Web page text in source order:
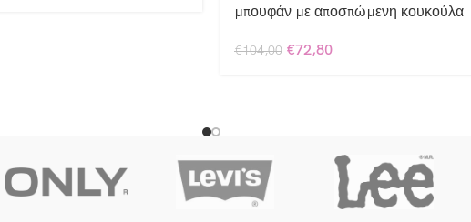
μπουφάν με αποσπώμενη κουκούλα
€104,00 €72,80